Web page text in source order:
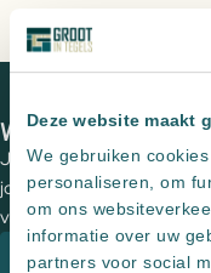
Deze website maakt
We gebruiken
personaliseren, om
om ons
informatie over uw
partners voor social
rond
met
LED
in
de
afronding
aantal
Persoonlijk advies
Home
Producten
We zien je graag in
Jouw wensen op papier
jouw (buiten)ruimte? Plan
van onze adviseurs om
Plan een